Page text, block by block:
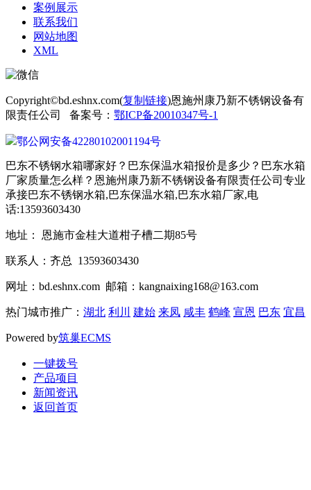
案例展示
联系我们
网站地图
XML
Copyright©bd.eshnx.com(复制链接)恩施州康乃新不锈钢设备有
限责任公司 备案号： 鄂ICP备20010347号-1
鄂公网安备42280102001194号
巴东不锈钢水箱哪家好？巴东保温水箱报价是多少？巴东水箱
厂家质量怎么样？恩施州康乃新不锈钢设备有限责任公司专业
承接巴东不锈钢水箱,巴东保温水箱,巴东水箱厂家,电
话:13593603430
地址： 恩施市金桂大道柑子槽二期85号
联系人：齐总 13593603430
网址：bd.eshnx.com 邮箱：kangnaixing168@163.com
热门城市推广： 湖北 利川 建始 来凤 咸丰 鹤峰 宣恩 巴东 宜昌
Powered by筑巢ECMS
一键拨号
产品项目
新闻资讯
返回首页